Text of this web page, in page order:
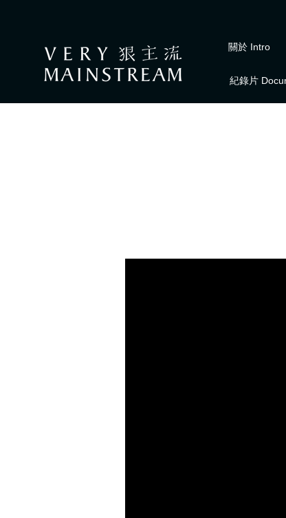
關於 Intro
紀錄片